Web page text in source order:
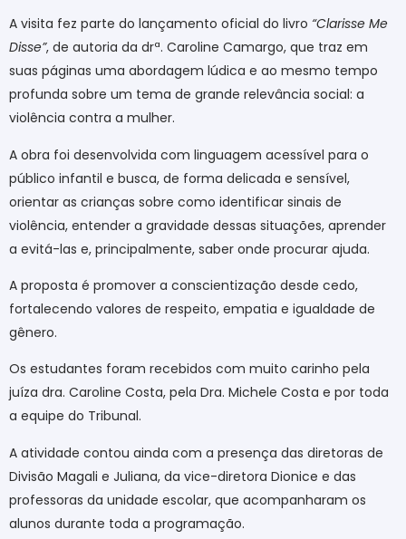
A visita fez parte do lançamento oficial do livro “Clarisse Me
Disse”, de autoria da drª. Caroline Camargo, que traz em
suas páginas uma abordagem lúdica e ao mesmo tempo
profunda sobre um tema de grande relevância social: a
violência contra a mulher.
A obra foi desenvolvida com linguagem acessível para o
público infantil e busca, de forma delicada e sensível,
orientar as crianças sobre como identificar sinais de
violência, entender a gravidade dessas situações, aprender
a evitá-las e, principalmente, saber onde procurar ajuda.
A proposta é promover a conscientização desde cedo,
fortalecendo valores de respeito, empatia e igualdade de
gênero.
Os estudantes foram recebidos com muito carinho pela
juíza dra. Caroline Costa, pela Dra. Michele Costa e por toda
a equipe do Tribunal.
A atividade contou ainda com a presença das diretoras de
Divisão Magali e Juliana, da vice-diretora Dionice e das
professoras da unidade escolar, que acompanharam os
alunos durante toda a programação.